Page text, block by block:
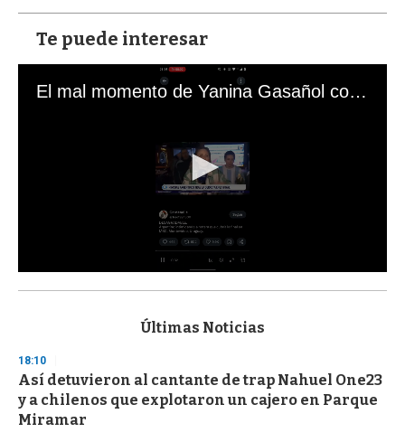
Te puede interesar
El mal momento de Yanina Gasañol con un hincha argentino en "Subrayado"
s
d
s
o
f
3
Últimas Noticias
18:10
Así detuvieron al cantante de trap Nahuel One23
y a chilenos que explotaron un cajero en Parque
Miramar